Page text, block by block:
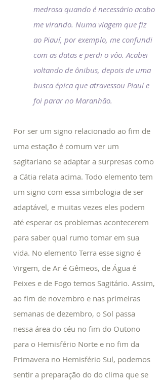
medrosa quando é necessário acabo
me virando. Numa viagem que fiz
ao Piauí, por exemplo, me confundi
com as datas e perdi o vôo. Acabei
voltando de ônibus, depois de uma
busca épica que atravessou Piauí e
foi parar no Maranhão.
Por ser um signo relacionado ao fim de
uma estação é comum ver um
sagitariano se adaptar a surpresas como
a Cátia relata acima. Todo elemento tem
um signo com essa simbologia de ser
adaptável, e muitas vezes eles podem
até esperar os problemas acontecerem
para saber qual rumo tomar em sua
vida. No elemento Terra esse signo é
Virgem, de Ar é Gêmeos, de Água é
Peixes e de Fogo temos Sagitário. Assim,
ao fim de novembro e nas primeiras
semanas de dezembro, o Sol passa
nessa área do céu no fim do Outono
para o Hemisfério Norte e no fim da
Primavera no Hemisfério Sul, podemos
sentir a preparação do do clima que se